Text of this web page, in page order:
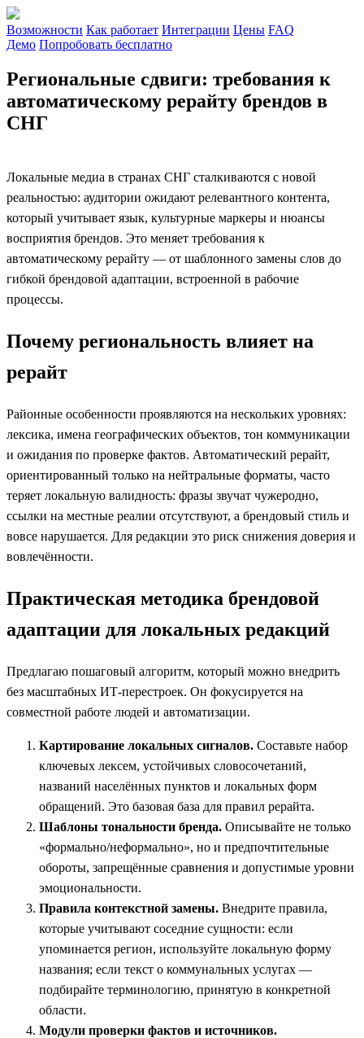
Возможности Как работает Интеграции Цены FAQ
Демо Попробовать бесплатно
Региональные сдвиги: требования к
автоматическому рерайту брендов в
СНГ
Локальные медиа в странах СНГ сталкиваются с новой
реальностью: аудитории ожидают релевантного контента,
который учитывает язык, культурные маркеры и нюансы
восприятия брендов. Это меняет требования к
автоматическому рерайту — от шаблонного замены слов до
гибкой брендовой адаптации, встроенной в рабочие
процессы.
Почему региональность влияет на
рерайт
Районные особенности проявляются на нескольких уровнях:
лексика, имена географических объектов, тон коммуникации
и ожидания по проверке фактов. Автоматический рерайт,
ориентированный только на нейтральные форматы, часто
теряет локальную валидность: фразы звучат чужеродно,
ссылки на местные реалии отсутствуют, а брендовый стиль и
вовсе нарушается. Для редакции это риск снижения доверия и
вовлечённости.
Практическая методика брендовой
адаптации для локальных редакций
Предлагаю пошаговый алгоритм, который можно внедрить
без масштабных ИТ-перестроек. Он фокусируется на
совместной работе людей и автоматизации.
Картирование локальных сигналов. Составьте набор
ключевых лексем, устойчивых словосочетаний,
названий населённых пунктов и локальных форм
обращений. Это базовая база для правил рерайта.
Шаблоны тональности бренда. Описывайте не только
«формально/неформально», но и предпочтительные
обороты, запрещённые сравнения и допустимые уровни
эмоциональности.
Правила контекстной замены. Внедрите правила,
которые учитывают соседние сущности: если
упоминается регион, используйте локальную форму
названия; если текст о коммунальных услугах —
подбирайте терминологию, принятую в конкретной
области.
Модули проверки фактов и источников.